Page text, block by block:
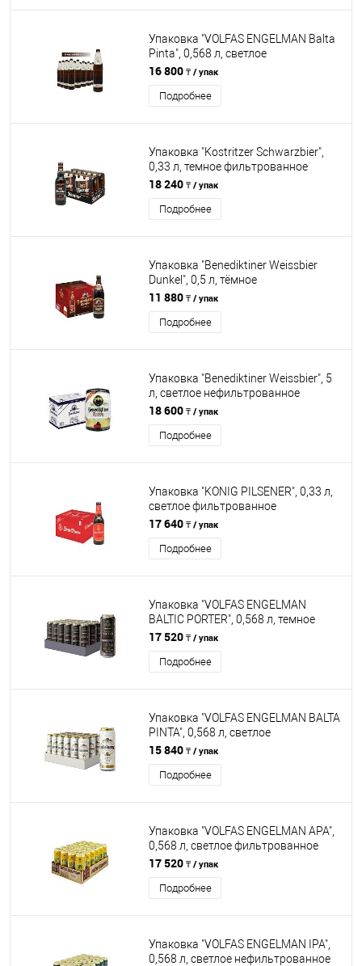
Упаковка "VOLFAS ENGELMAN Balta
Pinta", 0,568 л, светлое
нефильтрованное
пастеризованное, 20 бут
16 800 ₸ / упак
Подробнее
Упаковка "Kostritzer Schwarzbier",
0,33 л, темное фильтрованное
непастеризованное, 24 бут
18 240 ₸ / упак
Подробнее
Упаковка "Benediktiner Weissbier
Dunkel", 0,5 л, тёмное
нефильтрованное
непастеризованное, 12 бут
11 880 ₸ / упак
Подробнее
Упаковка "Benediktiner Weissbier", 5
л, светлое нефильтрованное
непастеризованное, 2 mini kegs
18 600 ₸ / упак
Подробнее
Упаковка "KONIG PILSENER", 0,33 л,
светлое фильтрованное
непастеризованное, 24 бут
17 640 ₸ / упак
Подробнее
Упаковка "VOLFAS ENGELMAN
BALTIC PORTER", 0,568 л, темное
фильтрованное пастеризованное,
24 ж/б
17 520 ₸ / упак
Подробнее
Упаковка "VOLFAS ENGELMAN BALTA
PINTA", 0,568 л, светлое
нефильтрованное
пастеризованное, 24 ж/б
15 840 ₸ / упак
Подробнее
Упаковка "VOLFAS ENGELMAN APA",
0,568 л, светлое фильтрованное
пастеризованное, 24 ж/б
17 520 ₸ / упак
Подробнее
Упаковка "VOLFAS ENGELMAN IPA",
0,568 л, светлое нефильтрованное